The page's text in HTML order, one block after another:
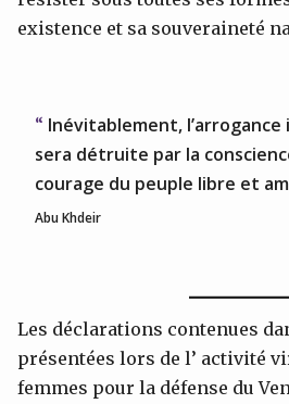
existence et sa souveraineté
Inévitablement,
sera détruite par la
courage du peuple libre et
Abu Khdeir
Les déclarations contenues
présentées lors de l’ activité
femmes pour la défense du